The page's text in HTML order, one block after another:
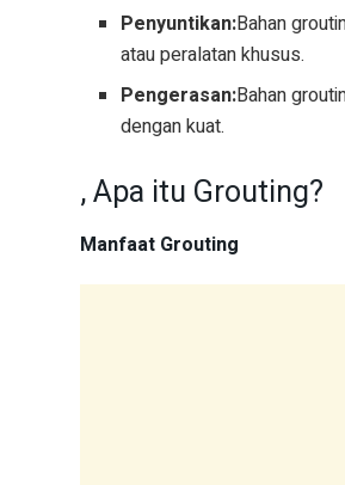
Penyuntikan:Bahan
atau peralatan khusus.
Pengerasan:Bahan
dengan kuat.
, Apa itu Grouting?
Manfaat Grouting